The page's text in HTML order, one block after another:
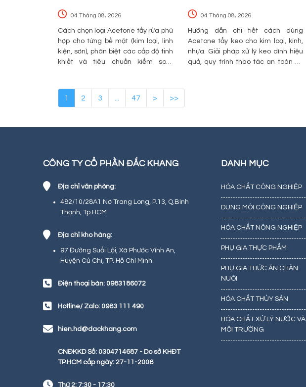
04 Tháng 08, 2026
Cách chọn loại Acetone tẩy rửa phù
hợp cho từng bề mặt (kim loại, linh
kiện, sơn), phân biệt các cấp độ tinh
khiết và tiêu chuẩn kiểm soát
04 Tháng 08, 2026
Hướng dẫn chi tiết cách dùng
Acetone tẩy keo cho kim loại, kính,
nhựa. Giải pháp xử lý keo dính hiệu
quả, quy trình thao tác an toàn và
1 2 3 ... 47 > >>
CÔNG TY CỔ PHẦN ĐẮC KHANG
Địa chỉ văn phòng:
482/10/28A1 Nơ Trang Long, P.13, Q.Bình
Thạnh, Tp.HCM
Địa chỉ kho hàng:
97 Đường Suối Lội, Xã Phước Vĩnh An,
Huyện Củ Chi, TP. Hồ Chí Minh
Điện thoại bàn: 0983186072
Hotline/ Zalo: 0983 111 490
hien.hd@dackhang.com
CNĐKKD Số: 0304714687 - Do sở KHĐT
TP.HCM cấp ngày: 27-11-2006
Thứ 2: 7:30 - 17:30
DANH MỤC
HÓA CHẤT CÔNG NGHIỆP
DUNG MÔI CÔNG NGHIỆP
HÓA CHẤT NÔNG NGHIỆP
PHỤ GIA THỰC PHẨM
PHỤ GIA THỨC ĂN CHĂN
NUÔI
HÓA CHẤT THỦY SẢN
HÓA CHẤT XỬ LÝ NƯỚC VÀ
MÔI TRƯỜNG